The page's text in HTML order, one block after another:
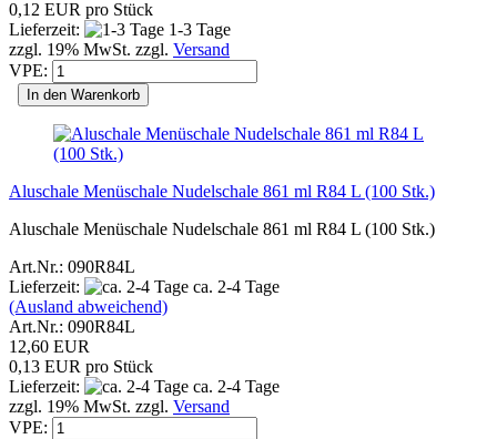
0,12 EUR pro Stück
Lieferzeit:
1-3 Tage
zzgl. 19% MwSt. zzgl. Versand
VPE:
In den Warenkorb
Aluschale Menüschale Nudelschale 861 ml R84 L (100 Stk.)
Aluschale Menüschale Nudelschale 861 ml R84 L (100 Stk.)
Art.Nr.: 090R84L
Lieferzeit:
ca. 2-4 Tage
(Ausland abweichend)
Art.Nr.: 090R84L
12,60 EUR
0,13 EUR pro Stück
Lieferzeit:
ca. 2-4 Tage
zzgl. 19% MwSt. zzgl. Versand
VPE: